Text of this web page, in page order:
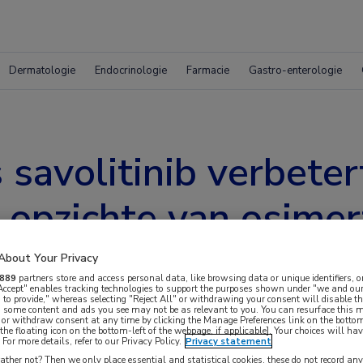
Dermatologie Endocrinologie Farmacie Gastro-enterologie
van
Your Privacy
889 partners store and access personal data, like browsing data or unique identifiers,
enables tracking technologies to support the purposes shown under "we and
to provide," whereas selecting "Reject All" or withdrawing your consent will disable
some content and ads you see may not be as relevant to you. You can resurface this
or withdraw consent at any time by clicking the Manage Preferences link on the
floating icon on the bottom-left of the webpage, if applicable]. Your choices will
more details, refer to our Privacy Policy. Privacy statement
not? Then we only place essential and statistical cookies, these do not record